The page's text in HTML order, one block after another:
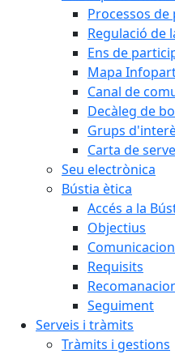
Processos
Regulació de
Ens de
Mapa
Canal de
Decàleg de
Grups
Carta de
Seu electrònica
Bústia ètica
Accés a la
Objectius
Requisits
Seguiment
Serveis i tràmits
Tràmits i gestions